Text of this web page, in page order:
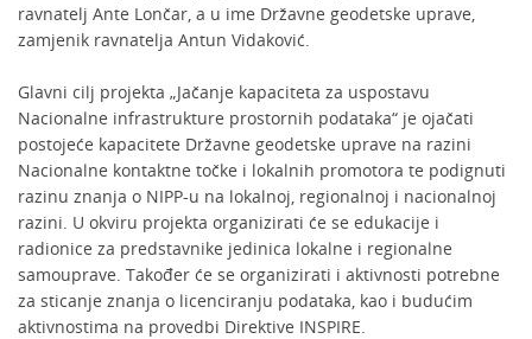
ravnatelj Ante Lončar, a u ime Državne geodetske uprave,
zamjenik ravnatelja Antun Vidaković.
Glavni cilj projekta „Jačanje kapaciteta za uspostavu
Nacionalne infrastrukture prostornih podataka“ je ojačati
postojeće kapacitete Državne geodetske uprave na razini
Nacionalne kontaktne točke i lokalnih promotora te podignuti
razinu znanja o NIPP-u na lokalnoj, regionalnoj i nacionalnoj
razini. U okviru projekta organizirati će se edukacije i
radionice za predstavnike jedinica lokalne i regionalne
samouprave. Također će se organizirati i aktivnosti potrebne
za sticanje znanja o licenciranju podataka, kao i budućim
aktivnostima na provedbi Direktive INSPIRE.